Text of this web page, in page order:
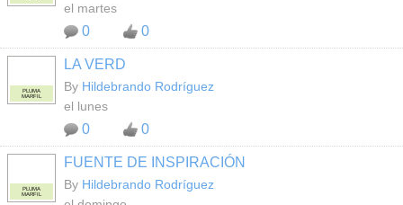
el martes
0 0
PLUMA
MARFIL
LA VERD
By Hildebrando Rodríguez
el lunes
0 0
PLUMA
MARFIL
FUENTE DE INSPIRACIÓN
By Hildebrando Rodríguez